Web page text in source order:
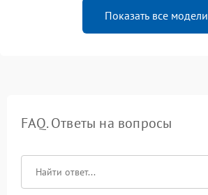
Показать все модели
FAQ. Ответы на вопросы